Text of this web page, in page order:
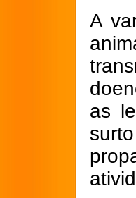
A
as